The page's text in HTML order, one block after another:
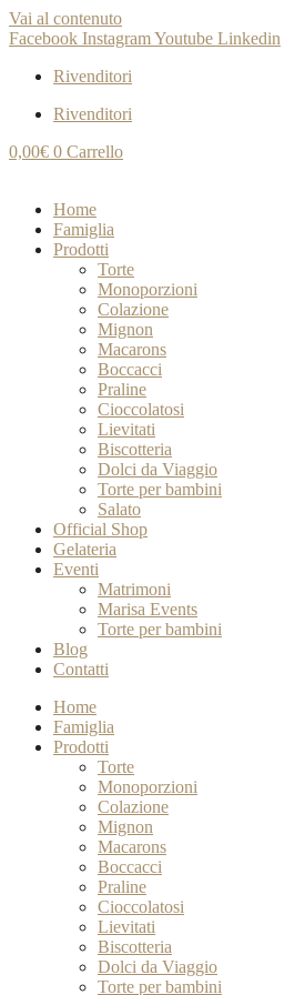
Vai al contenuto
Facebook InstagramYoutube Linkedin
Rivenditori
Rivenditori
0,00€ 0 Carrello
Home
Famiglia
Prodotti
Torte
Monoporzioni
Colazione
Mignon
Macarons
Boccacci
Praline
Cioccolatosi
Lievitati
Biscotteria
Dolci da Viaggio
Torte per bambini
Salato
Official Shop
Gelateria
Eventi
Matrimoni
Marisa Events
Torte per bambini
Blog
Contatti
Home
Famiglia
Prodotti
Torte
Monoporzioni
Colazione
Mignon
Macarons
Boccacci
Praline
Cioccolatosi
Lievitati
Biscotteria
Dolci da Viaggio
Torte per bambini